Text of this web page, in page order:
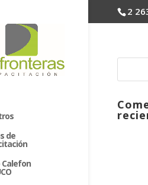
2
de
Calefon